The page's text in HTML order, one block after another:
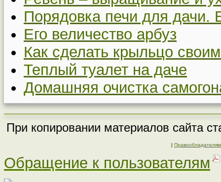
Порядовка печи для дачи.
Его величество арбуз
Как сделать крыльцо
Теплый туалет на даче
Домашняя очистка
При копировании материалов сайта
| Правообладателям
Обращение к пользователям